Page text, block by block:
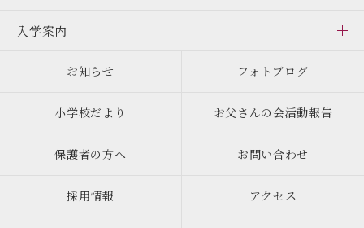
入学案内
お知らせ フォトブログ
小学校だより お父さんの会活動報告
保護者の方へ お問い合わせ
採用情報 アクセス